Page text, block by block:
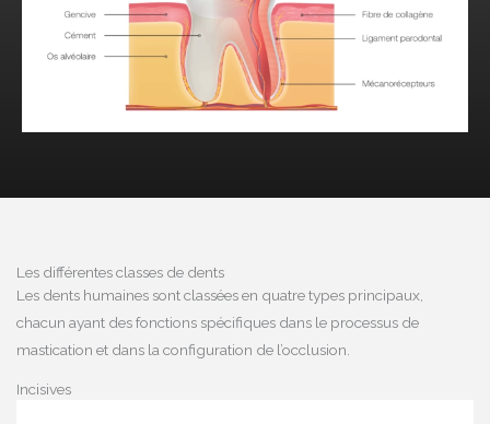
Les différentes classes de dents
Les dents humaines sont classées en quatre types principaux,
chacun ayant des fonctions spécifiques dans le processus de
mastication et dans la configuration de l’occlusion.
Incisives